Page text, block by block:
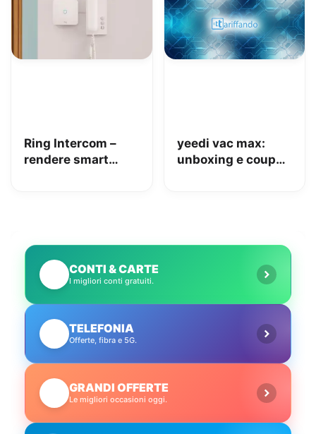
Ring Intercom –
rendere smart
yeedi vac max:
unboxing e coupon
CONTI & CARTE
I migliori conti gratuiti.
TELEFONIA
Offerte, fibra e 5G.
GRANDI OFFERTE
Le migliori occasioni oggi.